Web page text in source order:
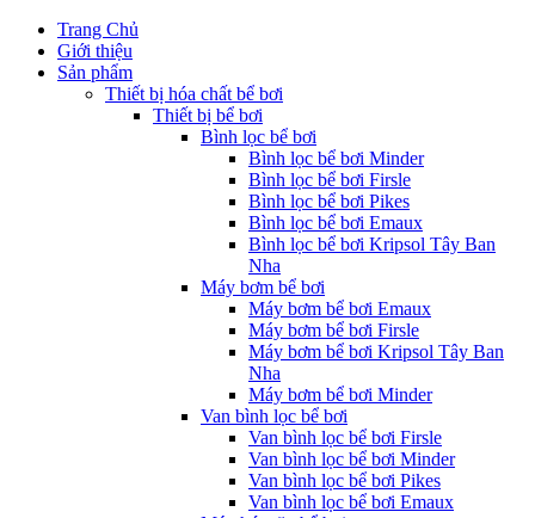
Trang Chủ
Giới thiệu
Sản phẩm
Thiết bị hóa chất bể bơi
Thiết bị bể bơi
Bình lọc bể bơi
Bình lọc bể bơi Minder
Bình lọc bể bơi Firsle
Bình lọc bể bơi Pikes
Bình lọc bể bơi Emaux
Bình lọc bể bơi Kripsol Tây Ban
Nha
Máy bơm bể bơi
Máy bơm bể bơi Emaux
Máy bơm bể bơi Firsle
Máy bơm bể bơi Kripsol Tây Ban
Nha
Máy bơm bể bơi Minder
Van bình lọc bể bơi
Van bình lọc bể bơi Firsle
Van bình lọc bể bơi Minder
Van bình lọc bể bơi Pikes
Van bình lọc bể bơi Emaux